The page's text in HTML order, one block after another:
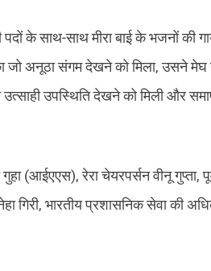
पदों के साथ-साथ मीरा बाई के भजनों की
अनूठा संगम देखने को मिला, उसने मेघ
उपस्थिति देखने को मिली और
रेरा चेयरपर्सन वीनू गुप्ता,
गिरी, भारतीय प्रशासनिक सेवा की